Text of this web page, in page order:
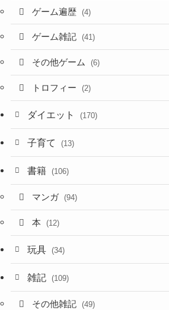
ゲーム遍歴 (4)
ゲーム雑記 (41)
その他ゲーム (6)
トロフィー (2)
ダイエット (170)
子育て (13)
書籍 (106)
マンガ (94)
本 (12)
玩具 (34)
雑記 (109)
その他雑記 (49)